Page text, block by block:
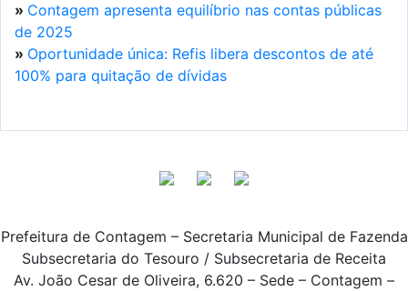
» Contagem apresenta equilíbrio nas contas públicas
de 2025
» Oportunidade única: Refis libera descontos de até
100% para quitação de dívidas
Prefeitura de Contagem – Secretaria Municipal de Fazenda
Subsecretaria do Tesouro / Subsecretaria de Receita
Av. João Cesar de Oliveira, 6.620 – Sede – Contagem –